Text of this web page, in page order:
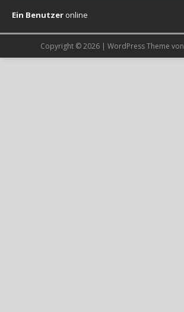
Ein Benutzer online
Copyright © 2026 | WordPress Theme von